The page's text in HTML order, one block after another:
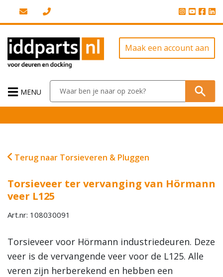
Maak een account aan
MENU
Terug naar Torsieveren & Pluggen
Torsieveer ter vervanging van Hörmann
veer L125
Art.nr: 108030091
Torsieveer voor Hörmann industriedeuren. Deze
veer is de vervangende veer voor de L125. Alle
veren zijn herberekend en hebben een